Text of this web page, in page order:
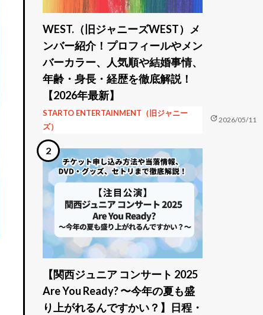
WEST.（旧ジャニーズWEST）メ
ンバー紹介！プロフィールやメン
バーカラー、人気順や結婚事情、
年齢・身長・経歴を徹底解説！
【2026年最新】
STARTO ENTERTAINMENT（旧ジャニー
ズ）
update2026/05/11
【関西ジュニア コンサート 2025
Are You Ready? 〜今年の夏も盛
り上がれるんですかい？】日程・